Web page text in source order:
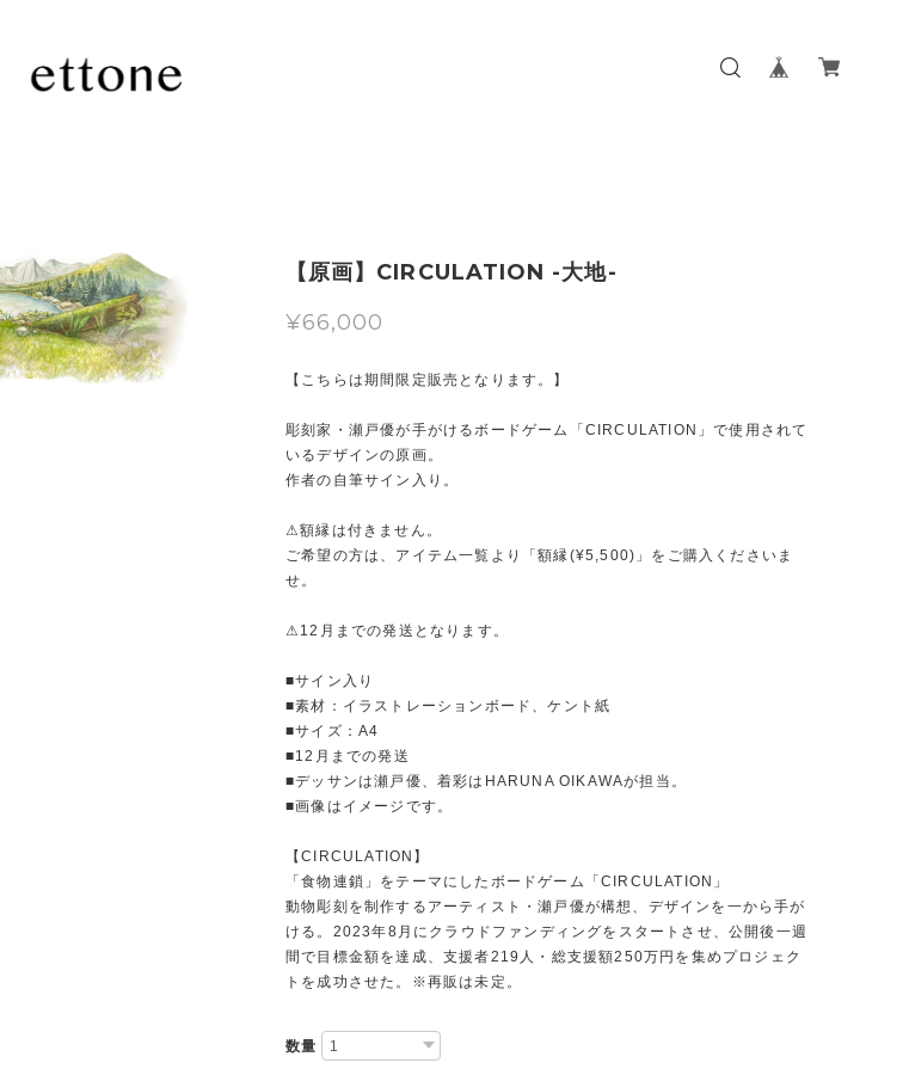
【原画】CIRCULATION -大地-
¥66,000
【こちらは期間限定販売となります。】
彫刻家・瀬戸優が手がけるボードゲーム「CIRCULATION」で使用されて
いるデザインの原画。
作者の自筆サイン入り。
⚠︎額縁は付きません。
ご希望の方は、アイテム一覧より「額縁(¥5,500)」をご購入くださいま
せ。
⚠︎12月までの発送となります。
■サイン入り
■素材：イラストレーションボード、ケント紙
■サイズ：A4
■12月までの発送
■デッサンは瀬戸優、着彩はHARUNA OIKAWAが担当。
■画像はイメージです。
【CIRCULATION】
「食物連鎖」をテーマにしたボードゲーム「CIRCULATION」
動物彫刻を制作するアーティスト・瀬戸優が構想、デザインを一から手が
ける。2023年8月にクラウドファンディングをスタートさせ、公開後一週
間で目標金額を達成、支援者219人・総支援額250万円を集めプロジェク
トを成功させた。※再販は未定。
数量